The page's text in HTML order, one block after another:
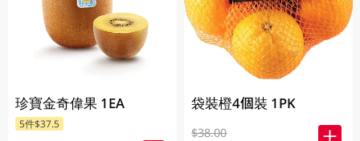
珍寶金奇偉果 1EA
5件$37.5
袋裝橙4個裝 1PK
$38.00